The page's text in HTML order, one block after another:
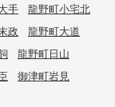
手
龍野町小宅北
政
龍野町大道
龍野町日山
御津町岩見